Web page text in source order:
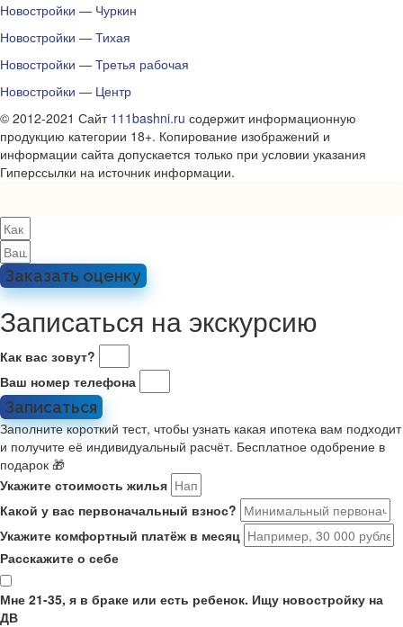
Новостройки — Чуркин
Новостройки — Тихая
Новостройки — Третья рабочая
Новостройки — Центр
© 2012-2021 Сайт 111bashni.ru содержит информационную
продукцию категории 18+. Копирование изображений и
информации сайта допускается только при условии указания
Гиперссылки на источник информации.
Заказать оценку
Записаться на экскурсию
Как вас зовут?
Ваш номер телефона
Записаться
Заполните короткий тест, чтобы узнать какая ипотека вам подходит
и получите её индивидуальный расчёт. Бесплатное одобрение в
подарок 🎁
Укажите стоимость жилья
Какой у вас первоначальный взнос?
Укажите комфортный платёж в месяц
Расскажите о себе
Мне 21-35, я в браке или есть ребенок. Ищу новостройку на
ДВ